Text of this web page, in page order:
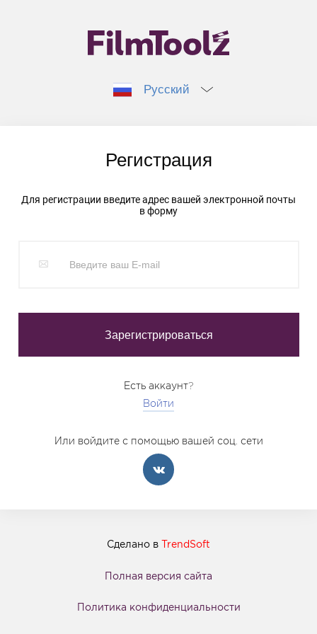
Русский
Регистрация
Для регистрации введите адрес вашей электронной почты
в форму
Есть аккаунт?
Войти
Или войдите с помощью вашей соц. сети
Сделано в TrendSoft
Полная версия сайта
Политика конфиденциальности